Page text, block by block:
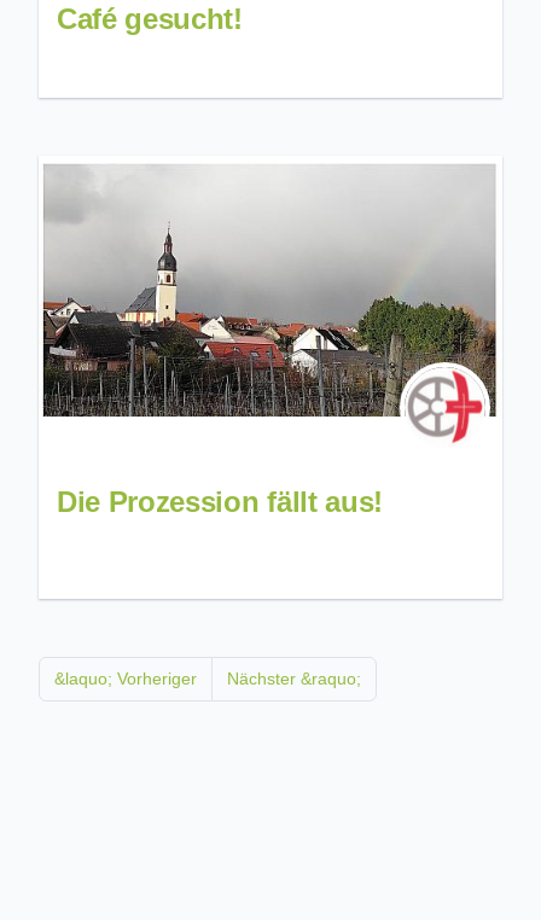
Café gesucht!
Die Prozession fällt aus!
&laquo; Vorheriger Nächster &raquo;